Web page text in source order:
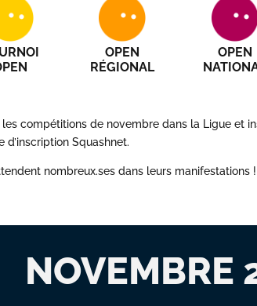
OPEN
RÉGIONAL
OPEN
les compétitions de novembre dans la Ligue et
Squashnet.
nombreux.ses dans leurs manifestations !
NOVEMBRE